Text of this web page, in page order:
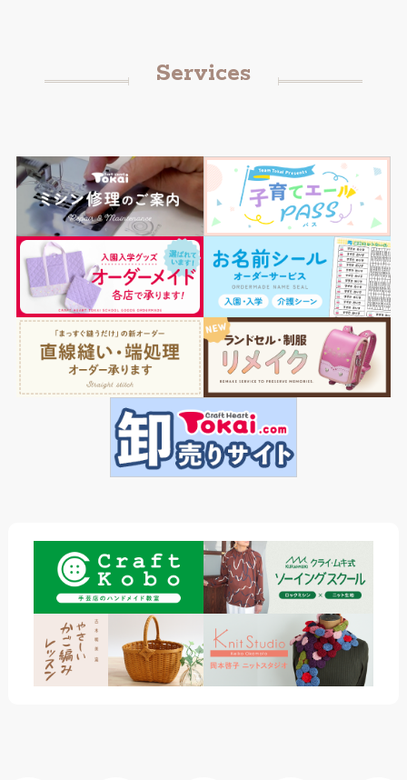
Services